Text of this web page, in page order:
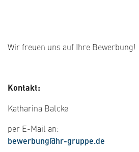
Wir freuen uns auf Ihre Bewerbung!
Kontakt:
Katharina Balcke
per E-Mail an:
bewerbung@hr-gruppe.de